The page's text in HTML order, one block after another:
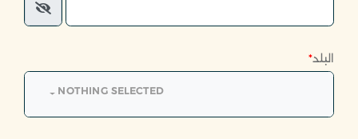
البلد*
NOTHING SELECTED